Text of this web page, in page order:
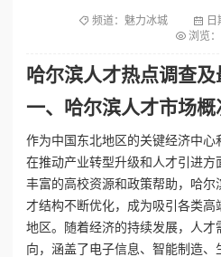
频道： 魅力冰城 日
浏览
哈尔滨人才热点调查
一、哈尔滨人才市场概
作为中国东北地区的关键经济中
在推动产业转型升级和人才引进
丰富的高校资源和政策帮助，哈尔
才结构不断优化，成为吸引各类
地区。随着经济的持续发展，人才
向，涵盖了电子信息、智能制造